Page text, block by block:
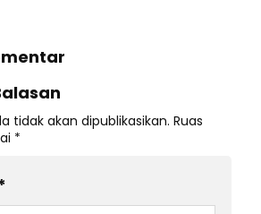
tidak akan dipublikasikan. Ruas
*